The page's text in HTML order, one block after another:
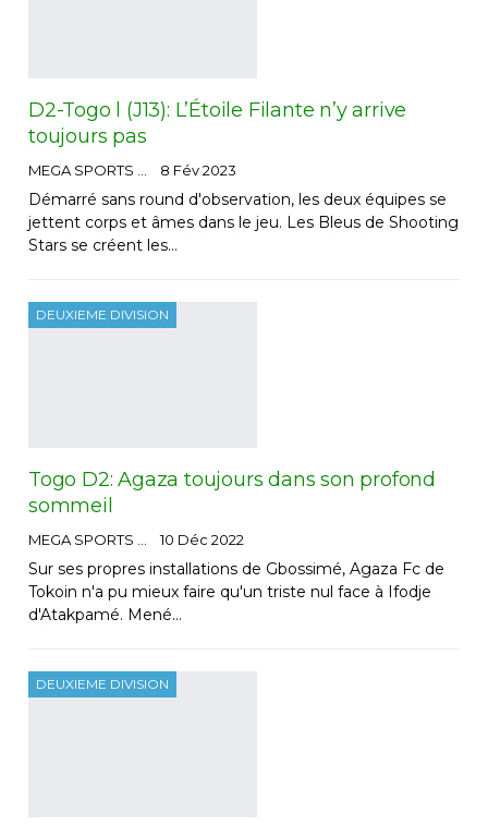
D2-Togo l (J13): L’Étoile Filante n’y arrive
toujours pas
8 Fév 2023
Démarré sans round d'observation, les deux équipes se
jettent corps et âmes dans le jeu. Les Bleus de Shooting
Stars se créent les…
DEUXIEME DIVISION
Togo D2: Agaza toujours dans son profond
sommeil
10 Déc 2022
Sur ses propres installations de Gbossimé, Agaza Fc de
Tokoin n'a pu mieux faire qu'un triste nul face à Ifodje
d'Atakpamé. Mené…
DEUXIEME DIVISION